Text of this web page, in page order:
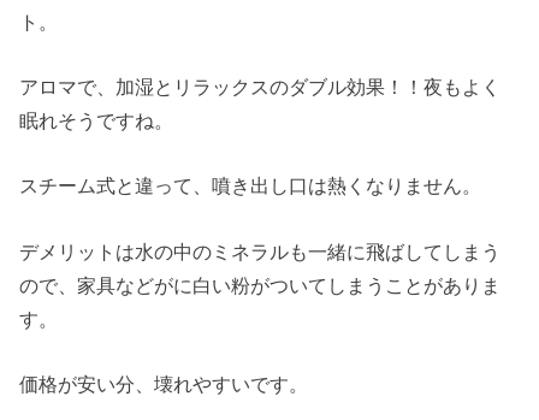
ト。
アロマで、加湿とリラックスのダブル効果！！夜もよく
眠れそうですね。
スチーム式と違って、噴き出し口は熱くなりません。
デメリットは水の中のミネラルも一緒に飛ばしてしまう
ので、家具などがに白い粉がついてしまうことがありま
す。
価格が安い分、壊れやすいです。